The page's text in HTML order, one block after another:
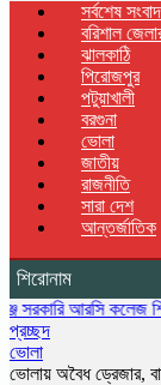
সর্বশেষ সংবাদ
বরিশাল
ঝালকাঠি
পিরোজপুর
পটুয়াখালী
বরগুনা
ভোলা
জাতীয়
রাজনীতি
সারা দেশ
আন্তর্জাতিক
শিরোনাম
আরসি কলেজ শিক্ষকদের
প্রচ্ছদ
ভোলা
ভোলায় অবৈধ ড্রেজার,